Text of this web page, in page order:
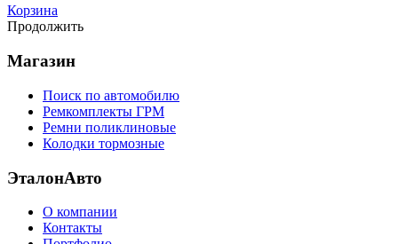
Корзина
Продолжить
Магазин
Поиск по автомобилю
Ремкомплекты ГРМ
Ремни поликлиновые
Колодки тормозные
ЭталонАвто
О компании
Контакты